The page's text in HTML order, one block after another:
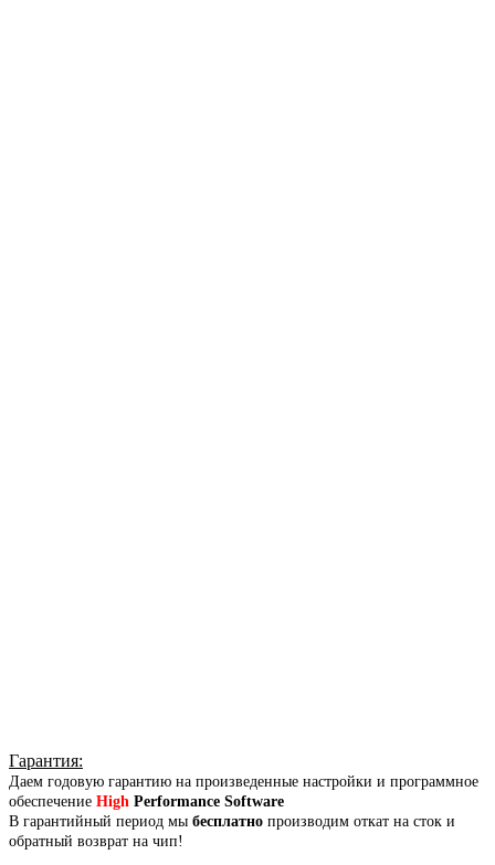
Гарантия:
Даем годовую гарантию на произведенные настройки и программное
обеспечение High Performance Software
В гарантийный период мы бесплатно производим откат на сток и
обратный возврат на чип!